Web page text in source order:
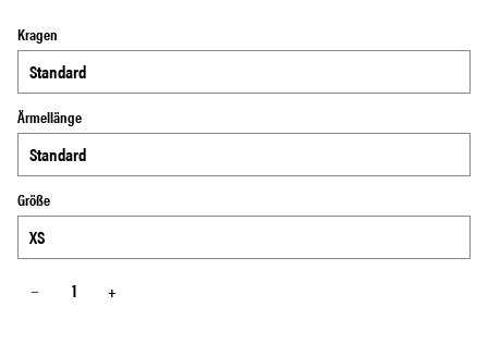
Kragen
Ärmellänge
Größe
− +